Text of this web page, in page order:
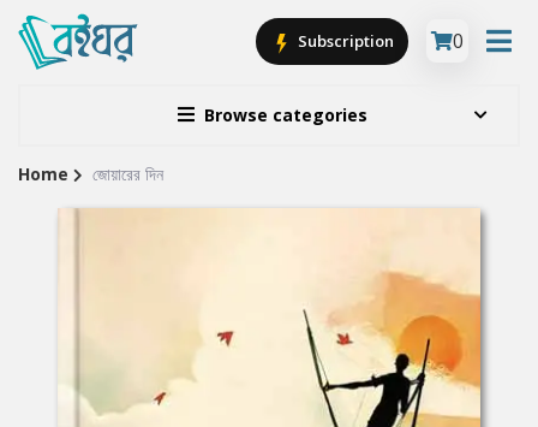
Browse categories
Subscription 0
Site
Home জোয়ারের দিন